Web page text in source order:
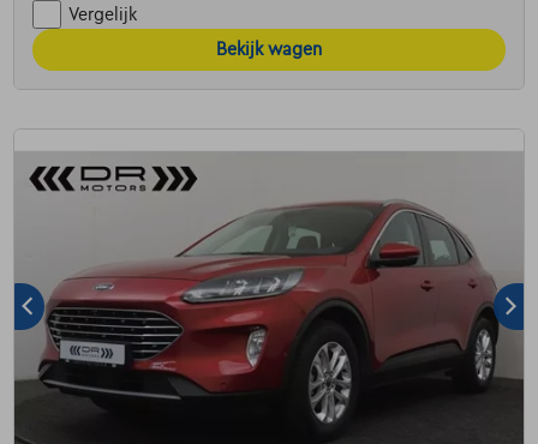
Vergelijk
Bekijk wagen